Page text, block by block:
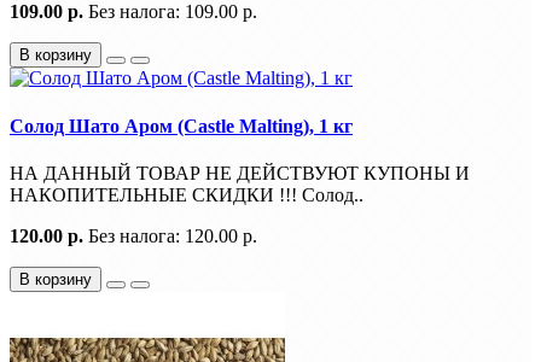
109.00 р. Без налога: 109.00 р.
В корзину
Солод Шато Аром (Castle Malting), 1 кг
НА ДАННЫЙ ТОВАР НЕ ДЕЙСТВУЮТ КУПОНЫ И
НАКОПИТЕЛЬНЫЕ СКИДКИ !!! Солод..
120.00 р. Без налога: 120.00 р.
В корзину